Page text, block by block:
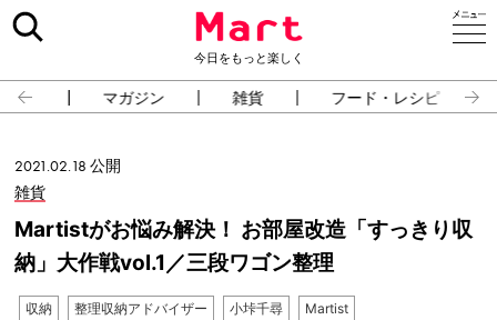
今日をもっと楽しく
占い マガジン 雑貨 フード・レシピ
2021.02.18 公開
雑貨
Martistがお悩み解決！ お部屋改造「すっきり収
納」大作戦vol.1／三段ワゴン整理
収納 整理収納アドバイザー 小垰千尋 Martist